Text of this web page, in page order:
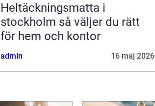
Heltäckningsmatta i
stockholm så väljer du rätt
för hem och kontor
admin 16 maj 2026